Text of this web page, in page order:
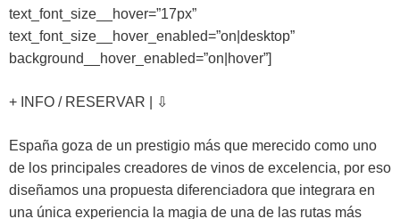
text_font_size__hover=”17px”
text_font_size__hover_enabled=”on|desktop”
background__hover_enabled=”on|hover”]
+ INFO / RESERVAR | ⇩
España goza de un prestigio más que merecido como uno
de los principales creadores de vinos de excelencia, por eso
diseñamos una propuesta diferenciadora que integrara en
una única experiencia la magia de una de las rutas más